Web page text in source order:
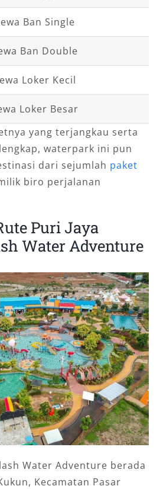
Ban Single
Ban Double
Loker Kecil
Loker Besar
yang terjangkau serta
waterpark ini pun
dari sejumlah paket
biro perjalanan
Puri Jaya
Water Adventure
Water Adventure berada
Kecamatan Pasar